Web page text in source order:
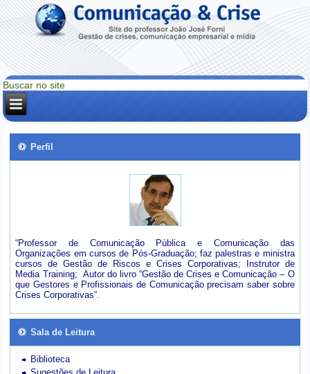
Perfil
“Professor de Comunicação Pública e Comunicação das
Organizações em cursos de Pós-Graduação; faz palestras e ministra
cursos de Gestão de Riscos e Crises Corporativas; Instrutor de
Media Training; Autor do livro “Gestão de Crises e Comunicação – O
que Gestores e Profissionais de Comunicação precisam saber sobre
Crises Corporativas”.
Sala de Leitura
Biblioteca